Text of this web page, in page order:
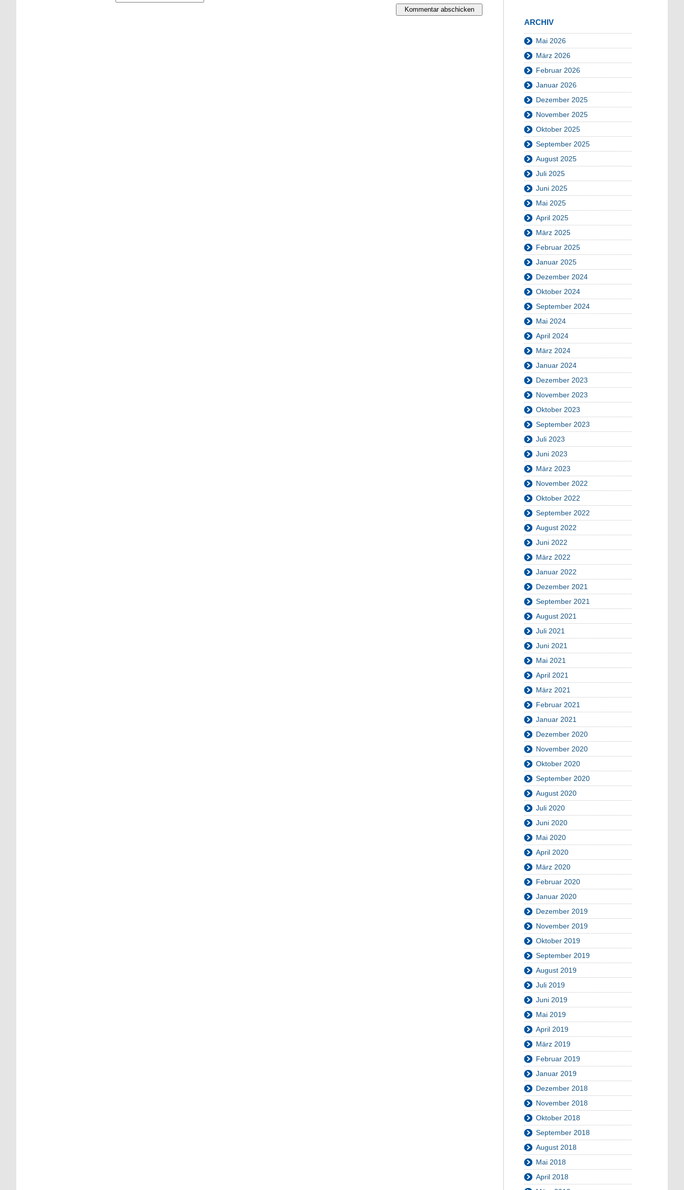
ARCHIV
Mai 2026
März 2026
Februar 2026
Januar 2026
Dezember 2025
November 2025
Oktober 2025
September 2025
August 2025
Juli 2025
Juni 2025
Mai 2025
April 2025
März 2025
Februar 2025
Januar 2025
Dezember 2024
Oktober 2024
September 2024
Mai 2024
April 2024
März 2024
Januar 2024
Dezember 2023
November 2023
Oktober 2023
September 2023
Juli 2023
Juni 2023
März 2023
November 2022
Oktober 2022
September 2022
August 2022
Juni 2022
März 2022
Januar 2022
Dezember 2021
September 2021
August 2021
Juli 2021
Juni 2021
Mai 2021
April 2021
März 2021
Februar 2021
Januar 2021
Dezember 2020
November 2020
Oktober 2020
September 2020
August 2020
Juli 2020
Juni 2020
Mai 2020
April 2020
März 2020
Februar 2020
Januar 2020
Dezember 2019
November 2019
Oktober 2019
September 2019
August 2019
Juli 2019
Juni 2019
Mai 2019
April 2019
März 2019
Februar 2019
Januar 2019
Dezember 2018
November 2018
Oktober 2018
September 2018
August 2018
Mai 2018
April 2018